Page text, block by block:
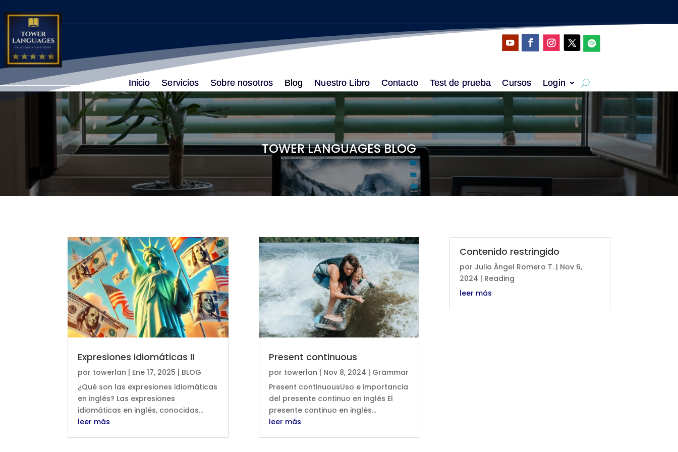
Inicio Servicios Sobre nosotros Blog Nuestro Libro Contacto Test de prueba Cursos Login
TOWER LANGUAGES BLOG
Expresiones idiomáticas II
por towerlan | Ene 17, 2025 | BLOG
¿Qué son las expresiones idiomáticas
en inglés? Las expresiones
idiomáticas en inglés, conocidas...
leer más
Present continuous
por towerlan | Nov 8, 2024 | Grammar
Present continuousUso e importancia
del presente continuo en inglés El
presente continuo en inglés...
leer más
Contenido restringido
por Julio Ángel Romero T.| Nov 6,
2024 | Reading
leer más